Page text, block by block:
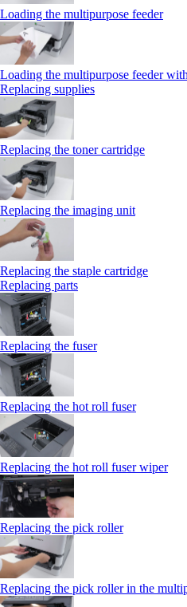
Loading the multipurpose feeder
Loading the multipurpose feeder
Replacing supplies
Replacing the toner cartridge
Replacing the imaging unit
Replacing the staple cartridge
Replacing parts
Replacing the fuser
Replacing the hot roll fuser
Replacing the hot roll fuser wiper
Replacing the pick roller
Replacing the pick roller in the